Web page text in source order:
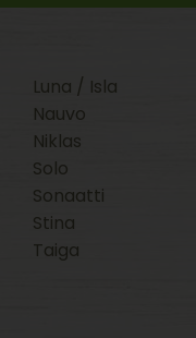
Luna / Isla
Nauvo
Niklas
Solo
Sonaatti
Stina
Taiga